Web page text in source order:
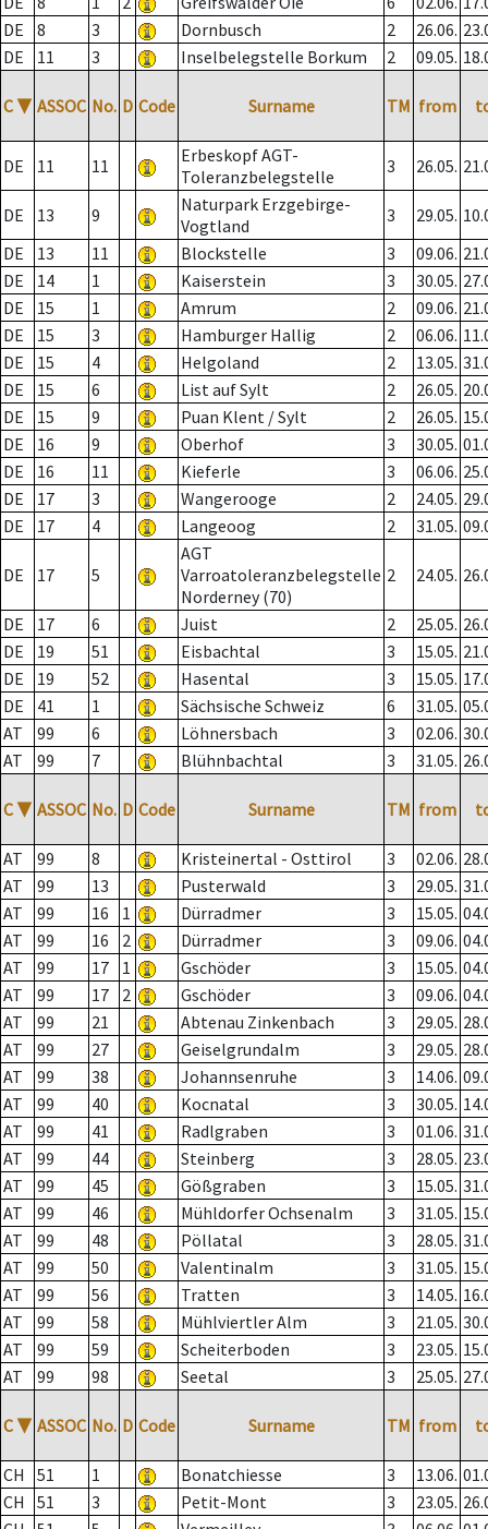
DE
8 3 Dornbusch 2 26.06.
DE
11 3 Inselbelegstelle Borkum 2 09.05.
C ▼ ASSOC No. D Code Surname TM from
DE 11 11
Erbeskopf AGT-
Toleranzbelegstelle
3 26.05.
DE 13 9
Naturpark Erzgebirge-
Vogtland
3 29.05.
DE
13 11 Blockstelle 3 09.06.
DE
14 1 Kaiserstein 3 30.05.
DE
15 1 Amrum 2 09.06.
DE
15 3 Hamburger Hallig 2 06.06.
DE
15 4 Helgoland 2 13.05.
DE
15 6 List auf Sylt 2 26.05.
DE
15 9 Puan Klent / Sylt 2 26.05.
DE
16 9 Oberhof 3 30.05.
DE
16 11 Kieferle 3 06.06.
DE
17 3 Wangerooge 2 24.05.
DE
17 4 Langeoog 2 31.05.
DE 17 5
AGT
Varroatoleranzbelegstelle
Norderney (70)
2 24.05.
DE 17 6 Juist 2 25.05.
DE
19 51 Eisbachtal 3 15.05.
DE
19 52 Hasental 3 15.05.
DE
41 1 Sächsische Schweiz 6 31.05.
AT
99 6 Löhnersbach 3 02.06.
AT
99 7 Blühnbachtal 3 31.05.
C ▼ ASSOC No. D Code Surname TM from
AT 99 8 Kristeinertal - Osttirol 3 02.06.
AT
99 13 Pusterwald 3 29.05.
AT
99 16 1 Dürradmer 3 15.05.
AT
99 16 2 Dürradmer 3 09.06.
AT
99 17 1 Gschöder 3 15.05.
AT
99 17 2 Gschöder 3 09.06.
AT
99 21 Abtenau Zinkenbach 3 29.05.
AT
99 27 Geiselgrundalm 3 29.05.
AT
99 38 Johannsenruhe 3 14.06.
AT
99 40 Kocnatal 3 30.05.
AT
99 41 Radlgraben 3 01.06.
AT
99 44 Steinberg 3 28.05.
AT
99 45 Gößgraben 3 15.05.
AT
99 46 Mühldorfer Ochsenalm 3 31.05.
AT
99 48 Pöllatal 3 28.05.
AT
99 50 Valentinalm 3 31.05.
AT
99 56 Tratten 3 14.05.
AT
99 58 Mühlviertler Alm 3 21.05.
AT
99 59 Scheiterboden 3 23.05.
AT
99 98 Seetal 3 25.05.
C ▼ ASSOC No. D Code Surname TM from
CH 51 1 Bonatchiesse 3 13.06.
CH
51 3 Petit-Mont 3 23.05.